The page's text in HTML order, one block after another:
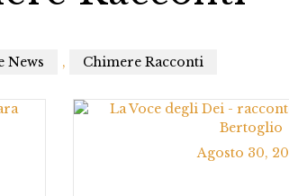
News , Chimere Racconti
Agosto 30,